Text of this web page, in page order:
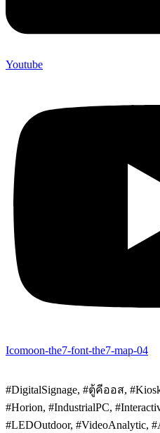
Youtube
Icomoon-the7-font-the7-map-04
#DigitalSignage, #ตู้คีออส,
#Horion, #IndustrialPC,
#LEDOutdoor, #VideoAnalytic,